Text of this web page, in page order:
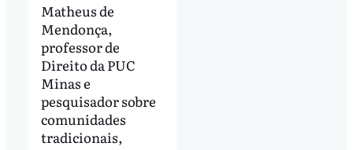
Matheus de
Mendonça,
professor de
Direito da PUC
Minas e
pesquisador sobre
comunidades
tradicionais,